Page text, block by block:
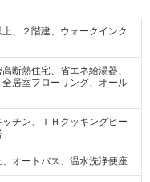
、２階建、ウォークインク
断熱住宅、省エネ給湯器、
居室フローリング、オール
チン、ＩＨクッキングヒー
オートバス、温水洗浄便座